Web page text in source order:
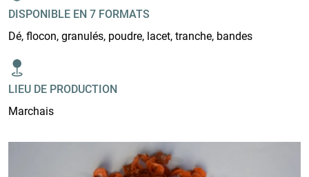
DISPONIBLE EN 7 FORMATS
Dé, flocon, granulés, poudre, lacet, tranche, bandes
LIEU DE PRODUCTION
Marchais